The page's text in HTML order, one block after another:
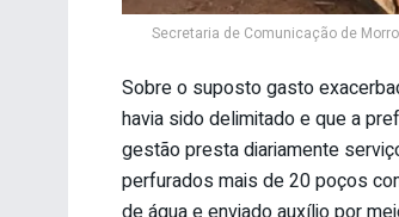
Secretaria de Comunicação de
Sobre o suposto gasto
havia sido delimitado e que a
gestão presta diariamente
perfurados mais de 20 poços